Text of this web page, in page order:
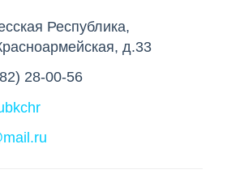
Республика,
д.33
28-00-56